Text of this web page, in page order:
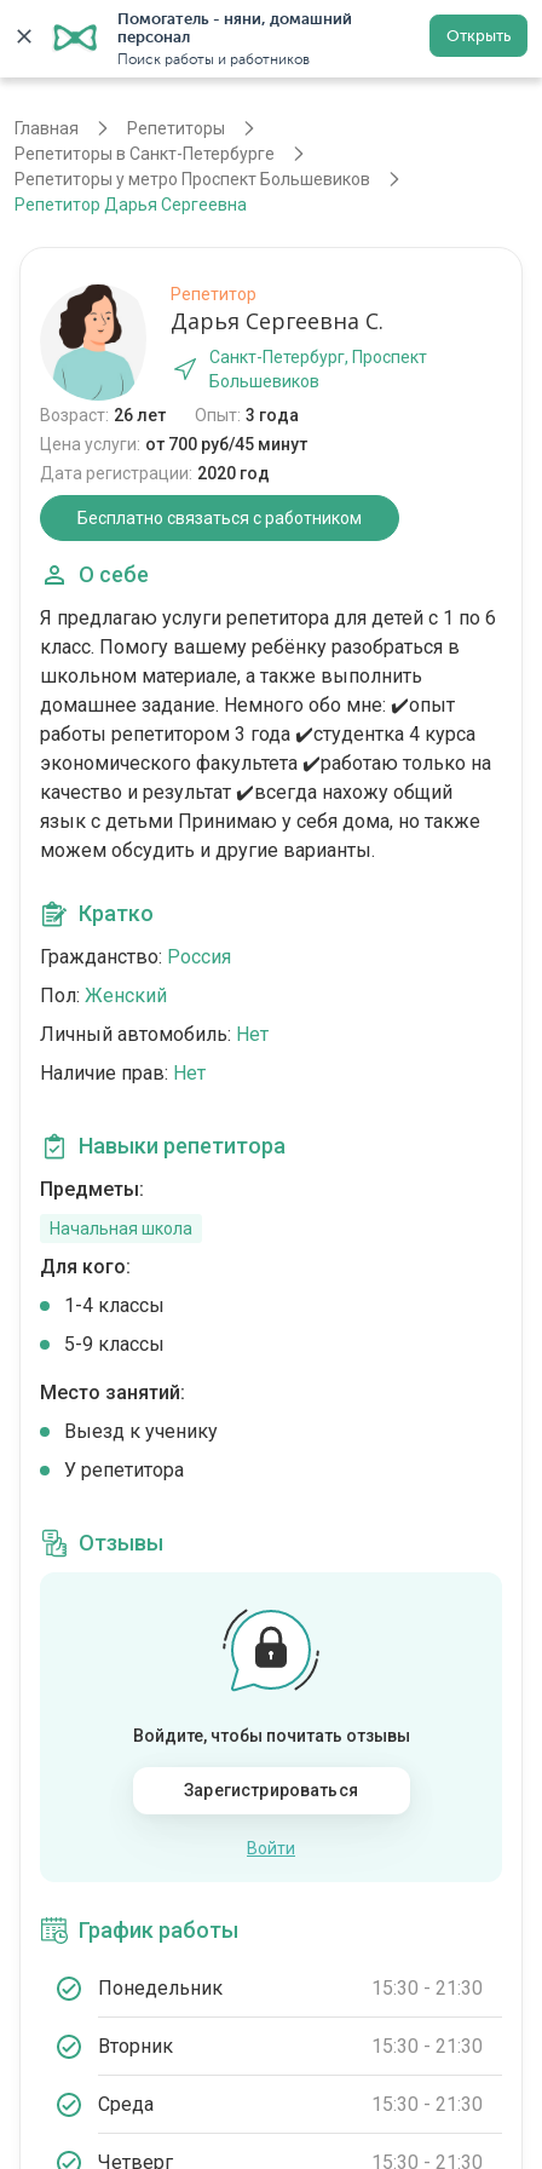
Помогатель - няни, домашний
персонал
Поиск работы и работников
Открыть
Санкт-Петербург Регистрация
Главная
Репетиторы
Репетиторы в Санкт-Петербурге
Репетиторы у метро Проспект Большевиков
Репетитор Дарья Сергеевна
Репетитор
Дарья Сергеевна С.
Санкт-Петербург, Проспект
Большевиков
Возраст: 26 лет Опыт: 3 года
Цена услуги: от 700 руб/45 минут
Дата регистрации: 2020 год
Бесплатно связаться с работником
О себе
Я предлагаю услуги репетитора для детей с 1 по 6
класс. Помогу вашему ребёнку разобраться в
школьном материале, а также выполнить
домашнее задание. Немного обо мне: ✔️опыт
работы репетитором 3 года ✔️студентка 4 курса
экономического факультета ✔️работаю только на
качество и результат ✔️всегда нахожу общий
язык с детьми Принимаю у себя дома, но также
можем обсудить и другие варианты.
Кратко
Гражданство: Россия
Пол: Женский
Личный автомобиль: Нет
Наличие прав: Нет
Навыки репетитора
Предметы:
Начальная школа
Для кого:
1-4 классы
5-9 классы
Место занятий:
Выезд к ученику
У репетитора
Отзывы
Войдите, чтобы почитать отзывы
Зарегистрироваться
Войти
График работы
Понедельник 15:30 - 21:30
Вторник 15:30 - 21:30
Среда 15:30 - 21:30
Четверг 15:30 - 21:30